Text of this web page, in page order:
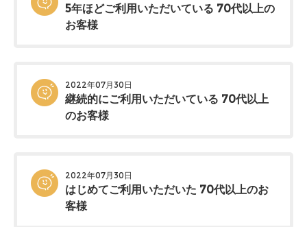
5年ほどご利用いただいている 70代以上の
お客様
2022年07月30日
継続的にご利用いただいている 70代以上
のお客様
2022年07月30日
はじめてご利用いただいた 70代以上のお
客様